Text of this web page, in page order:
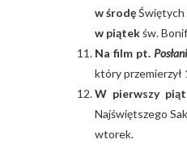
w środęŚwiętych
w piątekśw.
Na film pt. Posłani
który przemierzył
W pierwszy
Najświętszego
wtorek.